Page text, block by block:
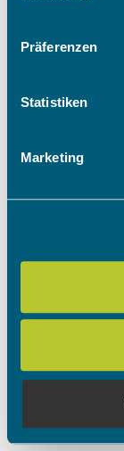
können
Erfahren Sie
zu können und
analysieren.
Verwendung
Partner führen
weiteren Daten
haben oder die
gesammelt
Präferenzen
Statistiken
Marketing